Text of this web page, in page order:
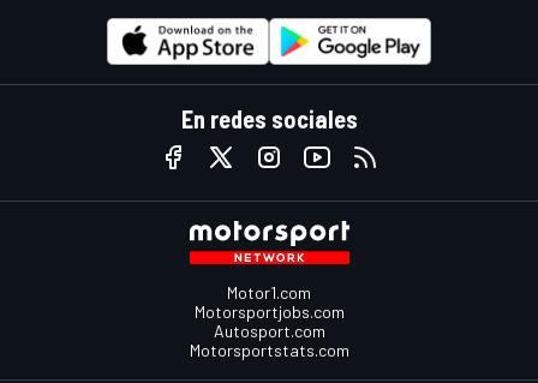
En redes sociales
Motor1.com
Motorsportjobs.com
Autosport.com
Motorsportstats.com